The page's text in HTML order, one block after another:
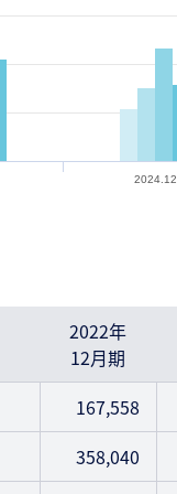
2024.12
2022年
12月期
167,558
358,040